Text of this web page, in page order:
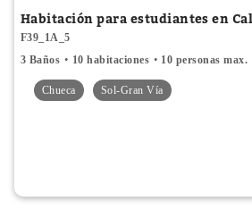
Habitación para estudiantes en
F39_1A_5
3 Baños
10 habitaciones 10 personas max.
Chueca Sol-Gran Vía